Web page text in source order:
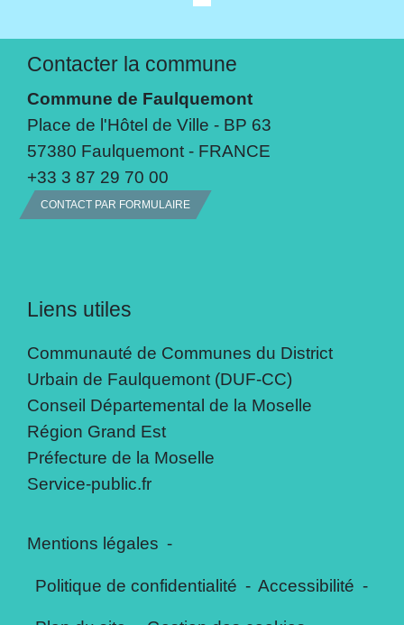
Contacter la commune
Commune de Faulquemont
Place de l'Hôtel de Ville - BP 63
57380 Faulquemont - FRANCE
+33 3 87 29 70 00
CONTACT PAR FORMULAIRE
Liens utiles
Communauté de Communes du District
Urbain de Faulquemont (DUF-CC)
Conseil Départemental de la Moselle
Région Grand Est
Préfecture de la Moselle
Service-public.fr
Mentions légales -
Politique de confidentialité - Accessibilité -